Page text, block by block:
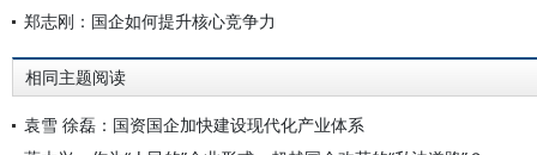
郑志刚：国企如何提升核心竞争力
相同主题阅读
袁雪 徐磊：国资国企加快建设现代化产业体系